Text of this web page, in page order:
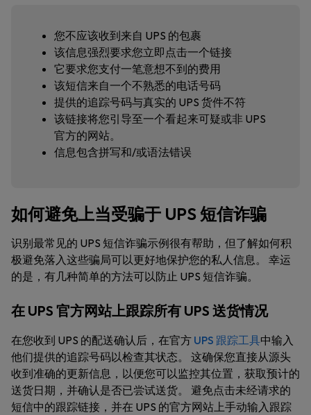
您不应该收到来自 UPS 的包裹
该信息强烈要求您立即点击一个链接
它要求您支付一笔意想不到的费用
该短信来自一个不熟悉的电话号码
提供的追踪号码与真实的 UPS 货件不符
该链接将您引导至一个看起来可疑或非 UPS
官方的网站。
信息包含拼写和/或语法错误
如何避免上当受骗于 UPS 短信诈骗
识别最常见的 UPS 短信诈骗示例很有帮助，但了解如何积
极避免落入这些骗局可以更好地保护您的私人信息。 幸运
的是，有几种简单的方法可以防止 UPS 短信诈骗。
在 UPS 官方网站上跟踪所有 UPS 送货情况
在您收到 UPS 的配送确认后，在官方 UPS 跟踪工具中输入
他们提供的追踪号码以检查其状态。 这确保您直接从源头
收到准确的更新信息，以便您可以监控其位置，获取预计的
送货日期，并确认是否已尝试送货。 避免点击未经请求的
短信中的跟踪链接，并在 UPS 的官方网站上手动输入跟踪